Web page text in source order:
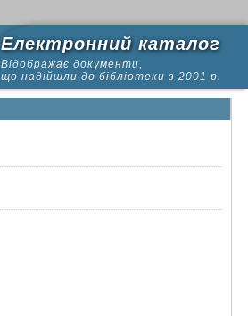
Електронний каталог
Відображає документи,
що надійшли до бібліотеки з 2001 р.